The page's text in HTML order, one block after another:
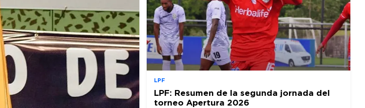
LPF
LPF: Resumen de la segunda jornada del
torneo Apertura 2026